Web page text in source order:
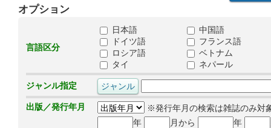
オプション
言語区分
日本語
中国語
ドイツ語
フランス語
ロシア語
ベトナム
タイ
ネパール
ジャンル指定
出版／発行年月
※発行年月の検索は雑誌のみ対
年
月から 年